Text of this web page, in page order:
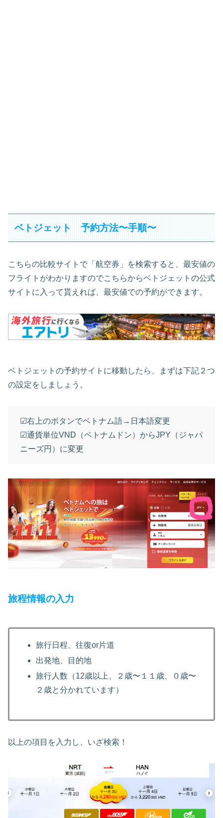
ベトジェット 予約方法〜手順〜
こちらの比較サイトで「航空券」を検索すると、最安値の
フライトがわかりますのでこちらからベトジェットの公式
サイトに入って貰えれば、最安値での予約ができます。
ベトジェットの予約サイトに移動したら、まずは下記２つ
の設定をしましょう。
☑︎右上のボタンでベトナム語→日本語変更
☑︎通貨単位VND（ベトナムドン）からJPY（ジャパ
ニーズ円）に変更
旅程情報の入力
旅行日程、往復or片道
出発地、目的地
旅行人数（12歳以上、２歳〜１１歳、０歳〜
２歳と分かれています）
以上の項目を入力し、いざ検索！